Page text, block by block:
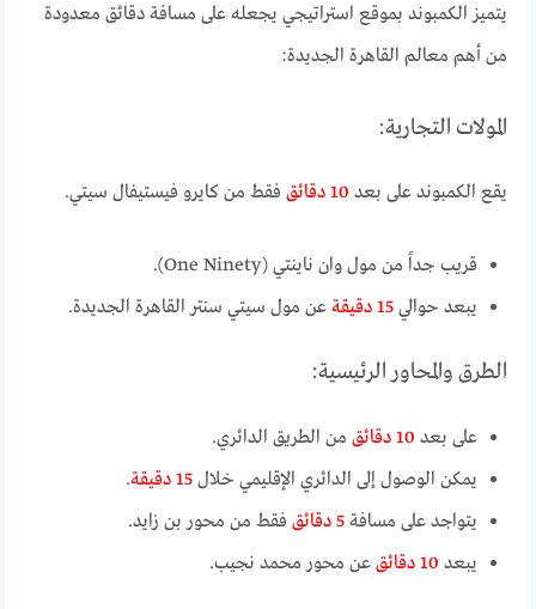
يتميز الكمبوند بموقع استراتيجي يجعله على مسافة دقائق معدودة
من أهم معالم القاهرة الجديدة:
المولات التجارية:
يقع الكمبوند على بعد 10 دقائق فقط من كايرو فيستيفال سيتي.
قريب جداً من مول وان ناينتي (One Ninety).
يبعد حوالي15 دقيقة عن مول سيتي سنتر القاهرة الجديدة.
الطرق والمحاور الرئيسية:
على بعد 10 دقائق
من الطريق الدائري.
يمكن الوصول إلى الدائري الإقليمي خلال15 دقيقة
.
يتواجد على مسافة5 دقائق
فقط من محور بن زايد.
يبعد 10 دقائق عن محور محمد نجيب.